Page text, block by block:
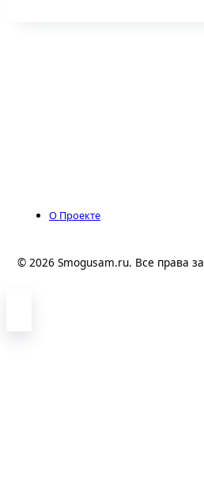
О Проекте
© 2026 Smogusam.ru. Все права